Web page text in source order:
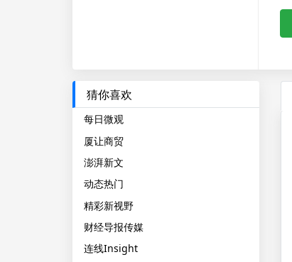
猜你喜欢
每日微观
厦让商贸
澎湃新文
动态热门
精彩新视野
财经导报传媒
连线Insight